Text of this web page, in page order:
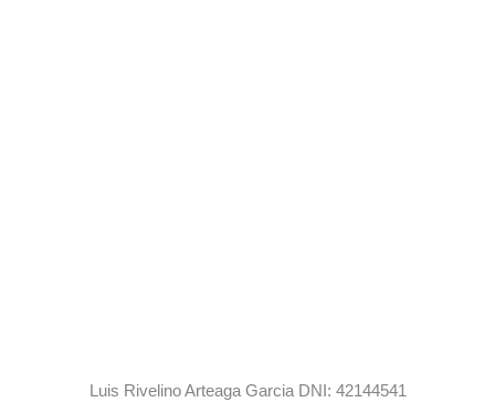
Luis Rivelino Arteaga Garcia DNI: 42144541